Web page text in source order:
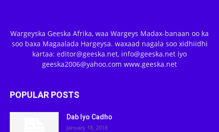
Wargeyska Geeska Afrika, waa Wargeys Madax-banaan oo ka
soo baxa Magaalada Hargeysa. waxaad nagala soo xidhiidhi
kartaa: editor@geeska.net, info@geeska.net iyo
geeska2006@yahoo.com www.geeska.net
POPULAR POSTS
Dab Iyo Cadho
January 18, 2018